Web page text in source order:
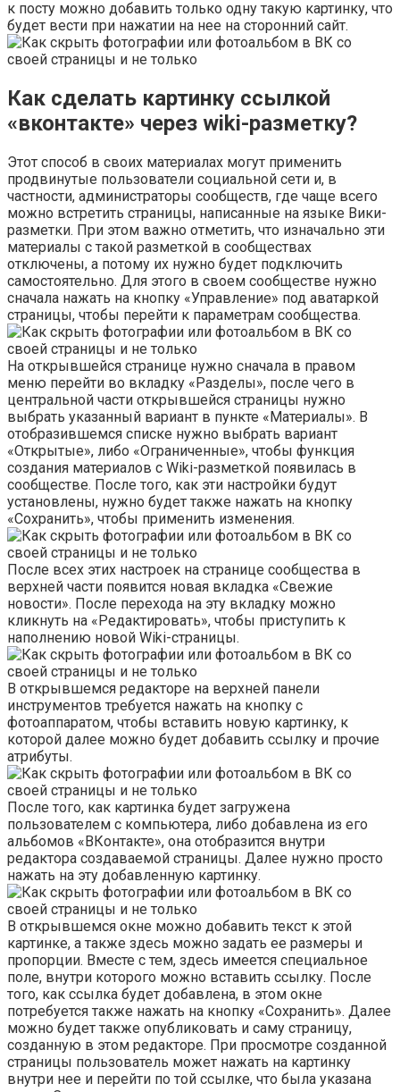
к посту можно добавить только одну такую картинку, что
будет вести при нажатии на нее на сторонний сайт.
Как сделать картинку ссылкой
«вконтакте» через wiki-разметку?
Этот способ в своих материалах могут применить
продвинутые пользователи социальной сети и, в
частности, администраторы сообществ, где чаще всего
можно встретить страницы, написанные на языке Вики-
разметки. При этом важно отметить, что изначально эти
материалы с такой разметкой в сообществах
отключены, а потому их нужно будет подключить
самостоятельно. Для этого в своем сообществе нужно
сначала нажать на кнопку «Управление» под аватаркой
страницы, чтобы перейти к параметрам сообщества.
На открывшейся странице нужно сначала в правом
меню перейти во вкладку «Разделы», после чего в
центральной части открывшейся страницы нужно
выбрать указанный вариант в пункте «Материалы». В
отобразившемся списке нужно выбрать вариант
«Открытые», либо «Ограниченные», чтобы функция
создания материалов с Wiki-разметкой появилась в
сообществе. После того, как эти настройки будут
установлены, нужно будет также нажать на кнопку
«Сохранить», чтобы применить изменения.
После всех этих настроек на странице сообщества в
верхней части появится новая вкладка «Свежие
новости». После перехода на эту вкладку можно
кликнуть на «Редактировать», чтобы приступить к
наполнению новой Wiki-страницы.
В открывшемся редакторе на верхней панели
инструментов требуется нажать на кнопку с
фотоаппаратом, чтобы вставить новую картинку, к
которой далее можно будет добавить ссылку и прочие
атрибуты.
После того, как картинка будет загружена
пользователем с компьютера, либо добавлена из его
альбомов «ВКонтакте», она отобразится внутри
редактора создаваемой страницы. Далее нужно просто
нажать на эту добавленную картинку.
В открывшемся окне можно добавить текст к этой
картинке, а также здесь можно задать ее размеры и
пропорции. Вместе с тем, здесь имеется специальное
поле, внутри которого можно вставить ссылку. После
того, как ссылка будет добавлена, в этом окне
потребуется также нажать на кнопку «Сохранить». Далее
можно будет также опубликовать и саму страницу,
созданную в этом редакторе. При просмотре созданной
страницы пользователь может нажать на картинку
внутри нее и перейти по той ссылке, что была указана